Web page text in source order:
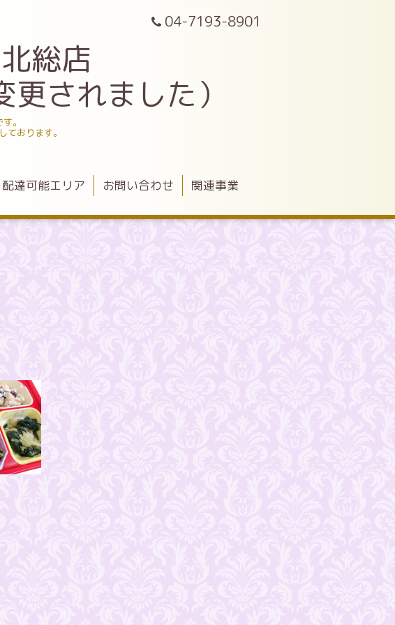
04-7193-8901
総店
されました）
。
ております。
配達可能エリア お問い合わせ 関連事業